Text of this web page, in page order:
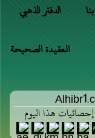
الدفتر الذهبي
العقيدة الصحيحة
هذا اليوم